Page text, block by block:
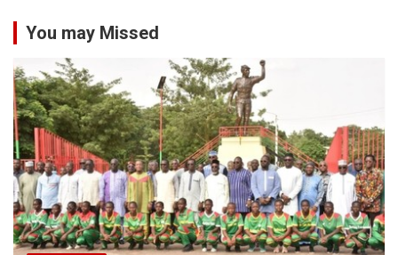
You may Missed